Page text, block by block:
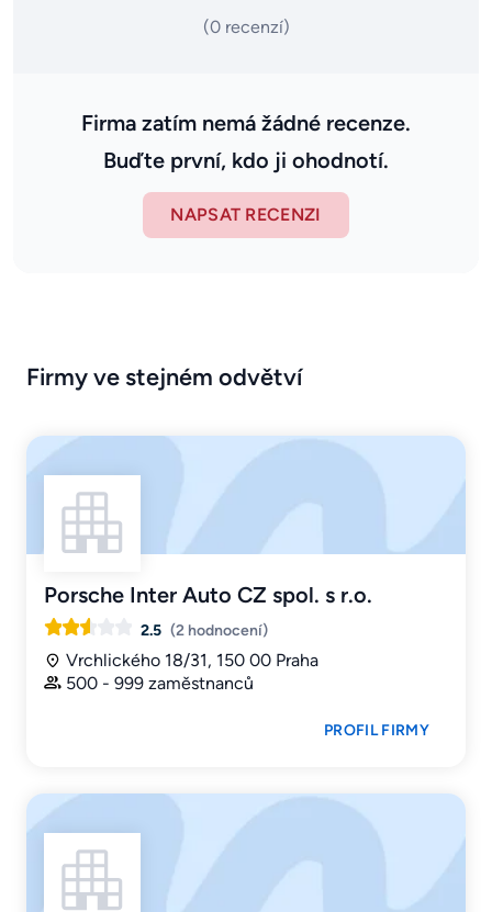
(0 recenzí)
Firma zatím nemá žádné recenze.
Buďte první, kdo ji ohodnotí.
NAPSAT RECENZI
Firmy ve stejném odvětví
Porsche Inter Auto CZ spol. s r.o.
2.5 (2 hodnocení)
Vrchlického 18/31, 150 00 Praha
500 - 999 zaměstnanců
PROFIL FIRMY